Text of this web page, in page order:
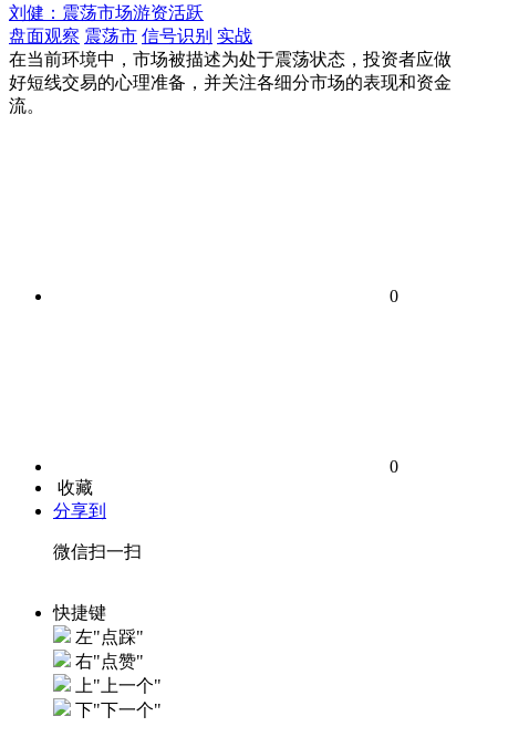
刘健：震荡市场游资活跃
盘面观察 震荡市 信号识别 实战
在当前环境中，市场被描述为处于震荡状态，投资者应做
好短线交易的心理准备，并关注各细分市场的表现和资金
流。
0
0
收藏
分享到
微信扫一扫
快捷键
左"点踩"
右"点赞"
上"上一个"
下"下一个"